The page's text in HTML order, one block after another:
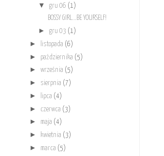
▼ gru 06 (1)
BOSSY GIRL...BE YOURSELF!
► gru 03 (1)
► listopada (6)
► października (5)
► września (5)
► sierpnia (7)
► lipca (4)
► czerwca (3)
► maja (4)
► kwietnia (3)
► marca (5)